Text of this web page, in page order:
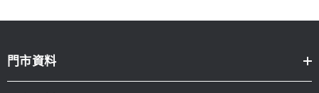
門市資料